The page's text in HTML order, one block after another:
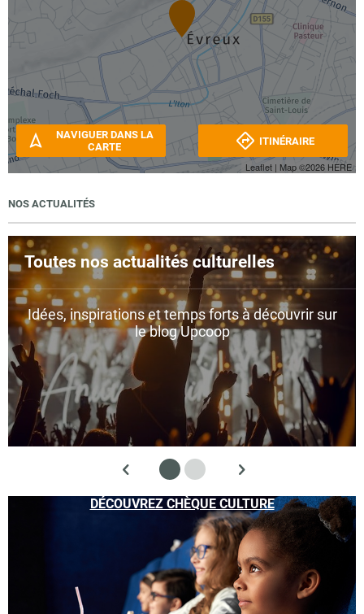
Leaflet | Map ©2026 HERE
NAVIGUER DANS LA
CARTE
ITINÉRAIRE
NOS ACTUALITÉS
Toutes nos actualités culturelles
Idées, inspirations et temps forts à découvrir sur
le blog Upcoop
DÉCOUVREZ CHÈQUE CULTURE